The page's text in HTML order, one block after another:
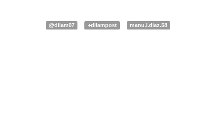
@dilam07 +dilampost manu.l.diaz.58